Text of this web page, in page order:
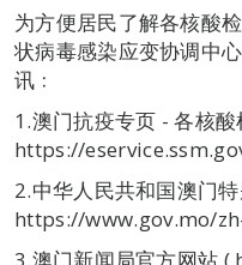
为方便居民了解各核酸
状病毒感染应变协调中
讯﹕
1.澳门抗疫专页 - 各核
https://
2.中华人民共和国澳门
https://www.gov.mo/